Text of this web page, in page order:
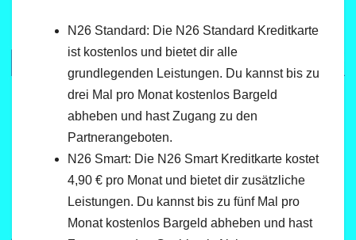
N26 Standard: Die N26 Standard Kreditkarte
ist kostenlos und bietet dir alle
grundlegenden Leistungen. Du kannst bis zu
drei Mal pro Monat kostenlos Bargeld
abheben und hast Zugang zu den
Partnerangeboten.
N26 Smart: Die N26 Smart Kreditkarte kostet
4,90 € pro Monat und bietet dir zusätzliche
Leistungen. Du kannst bis zu fünf Mal pro
Monat kostenlos Bargeld abheben und hast